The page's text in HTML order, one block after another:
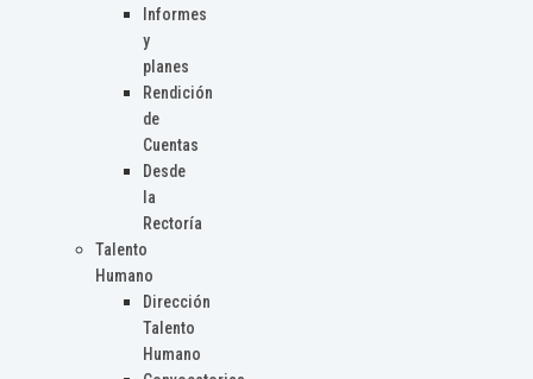
Informes
y
planes
Rendición
de
Cuentas
Desde
la
Rectoría
Talento
Humano
Dirección
Talento
Humano